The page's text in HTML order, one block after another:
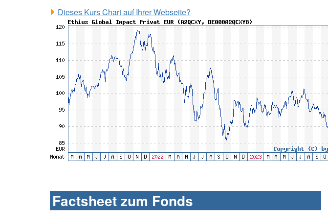
Dieses Kurs Chart auf Ihrer Webseite?
Factsheet zum Fonds